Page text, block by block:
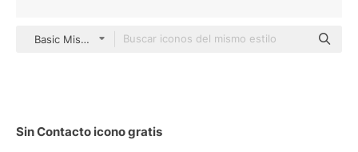
Basic Miscellany Fill
Sin Contacto icono gratis